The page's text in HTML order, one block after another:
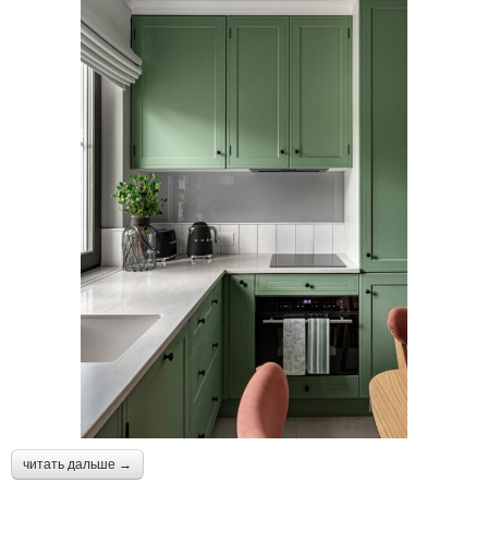
читать дальше →